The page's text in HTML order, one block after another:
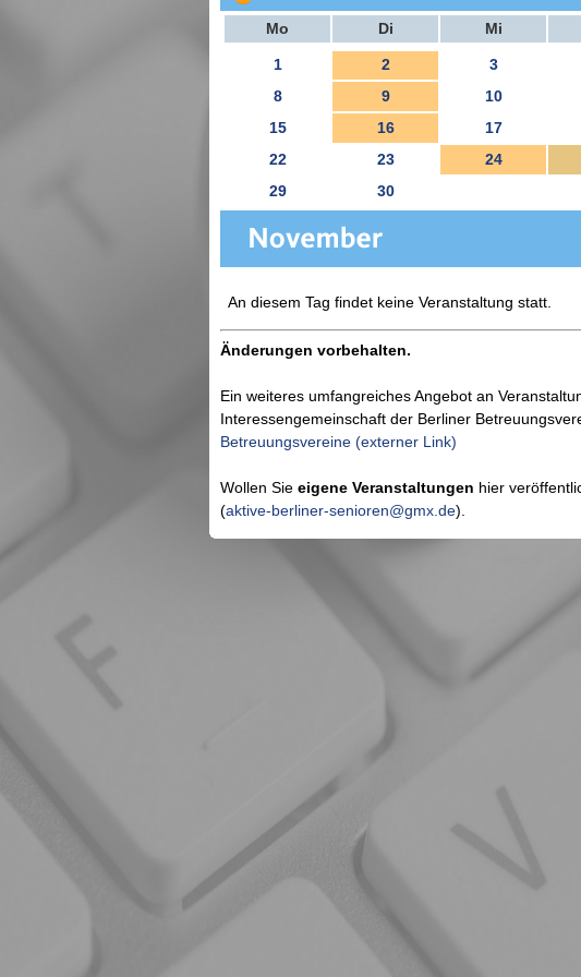
Mo Di Mi
1 2 3
8
9 10
15
16 17
22
23 24
29
30
An diesem Tag findet keine Veranstaltung statt.
Änderungen vorbehalten.
Ein weiteres umfangreiches Angebot an
Interessengemeinschaft der Berliner
Betreuungsvereine (externer Link)
Wollen Sie eigene Veranstaltungen hier
(aktive-berliner-senioren@gmx.de).